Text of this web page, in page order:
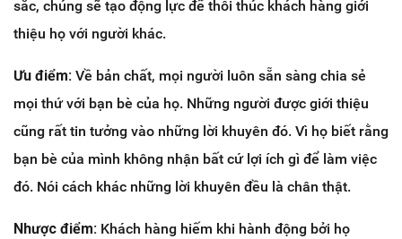
sắc, chúng sẽ tạo động lực để thôi thúc khách hàng giới
thiệu họ với người khác.
Ưu điểm: Về bản chất, mọi người luôn sẵn sàng chia sẻ
mọi thứ với bạn bè của họ. Những người được giới thiệu
cũng rất tin tưởng vào những lời khuyên đó. Vì họ biết rằng
bạn bè của mình không nhận bất cứ lợi ích gì để làm việc
đó. Nói cách khác những lời khuyên đều là chân thật.
Nhược điểm: Khách hàng hiếm khi hành động bởi họ